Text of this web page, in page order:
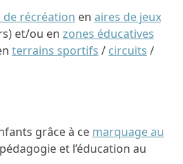
de récréation en aires de jeux
et/ou en zones éducatives
terrains sportifs / circuits /
grâce à ce marquage au
et l’éducation au